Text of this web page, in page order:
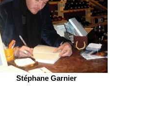
Stéphane Garnier